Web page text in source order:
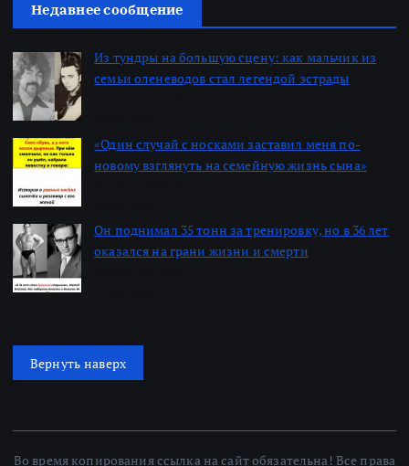
Недавнее сообщение
Из тундры на большую сцену: как мальчик из
семьи оленеводов стал легендой эстрады
«Один случай с носками заставил меня по-
новому взглянуть на семейную жизнь сына»
Он поднимал 35 тонн за тренировку, но в 36 лет
оказался на грани жизни и смерти
Вернуть наверх
Во время копирования ссылка на сайт обязательна! Все права